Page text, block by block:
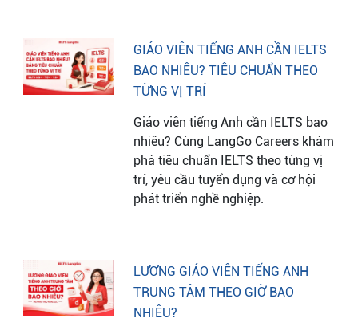
GIÁO VIÊN TIẾNG ANH CẦN IELTS
BAO NHIÊU? TIÊU CHUẨN THEO
TỪNG VỊ TRÍ
Giáo viên tiếng Anh cần IELTS bao
nhiêu? Cùng LangGo Careers khám
phá tiêu chuẩn IELTS theo từng vị
trí, yêu cầu tuyển dụng và cơ hội
phát triển nghề nghiệp.
LƯƠNG GIÁO VIÊN TIẾNG ANH
TRUNG TÂM THEO GIỜ BAO
NHIÊU?